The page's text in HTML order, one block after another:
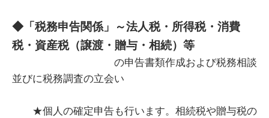
◆「税務申告関係」～法人税・所得税・消費
税・資産税（譲渡・贈与・相続）等
の申告書類作成および税務相談
並びに税務調査の立会い
★個人の確定申告も行います。相続税や贈与税の